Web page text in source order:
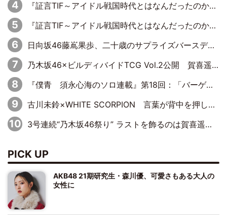
『証言TIF～アイドル戦国時代とはなんだったのか～』第8回：Negicco・Nao☆×Megu×Kaede「東京からオファーが来たのと、梨の皮剥きとどっちが大事なんだって」
『証言TIF～アイドル戦国時代とはなんだったのか～』第10回：さくら学院・武藤彩未×飯田らうら「正直、中3で辞めるというのを信じてなくて。そう言われてはいたけど、嘘でしょって」
日向坂46藤嶌果歩、二十歳のサプライズバースデーに大喜び「頼られる先輩になれるように努力していきたい」
乃木坂46×ビルディバイドTCG Vol.2公開 賀喜遥香＆田村真佑が『京まふ』ステージに登壇
『僕青 須永心海のソロ連載』第18回：「バーゲンセールハンターみうな inしまむら」編
古川未鈴×WHITE SCORPION 言葉が背中を押した“それぞれの決意”
3号連続“乃木坂46祭り” ラストを飾るのは賀喜遥香…5年ぶりの登場に「5年分大人になった私を見ていただけたら」
PICK UP
AKB48 21期研究生・森川優、可愛さもある大人の
女性に